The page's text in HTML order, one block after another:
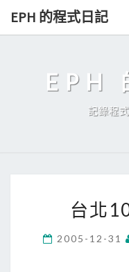
Skip
EPH 的程式日記
EPH
記錄程
台北
2005-12-31